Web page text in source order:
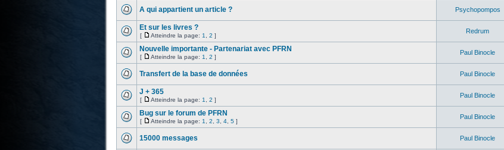
A qui appartient un article ? Psychopompos
Et sur les livres ?
[ Atteindre la page: 1 2 ]
Redrum
Nouvelle importante - Partenariat avec PFRN
[ Atteindre la page: 1 2 ]
Paul Binocle
Transfert de la base de données Paul Binocle
J + 365
[ Atteindre la page: 1 2 ]
Paul Binocle
Bug sur le forum de PFRN
[ Atteindre la page: 1 2 3 4, 5]
Paul Binocle
15000 messages Paul Binocle